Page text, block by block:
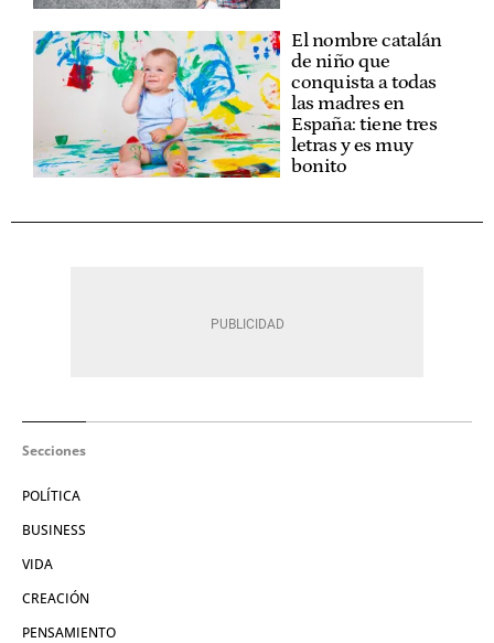
El nombre catalán
de niño que
conquista a todas
las madres en
España: tiene tres
letras y es muy
bonito
Secciones
POLÍTICA
BUSINESS
VIDA
CREACIÓN
PENSAMIENTO